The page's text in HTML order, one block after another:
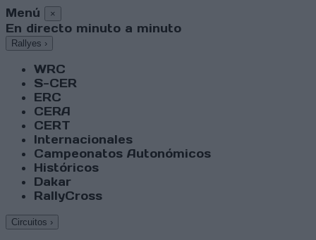
Menú ×
En directo minuto a minuto
Rallyes ›
WRC
S-CER
ERC
CERA
CERT
Internacionales
Campeonatos Autonómicos
Históricos
Dakar
RallyCross
Circuitos ›